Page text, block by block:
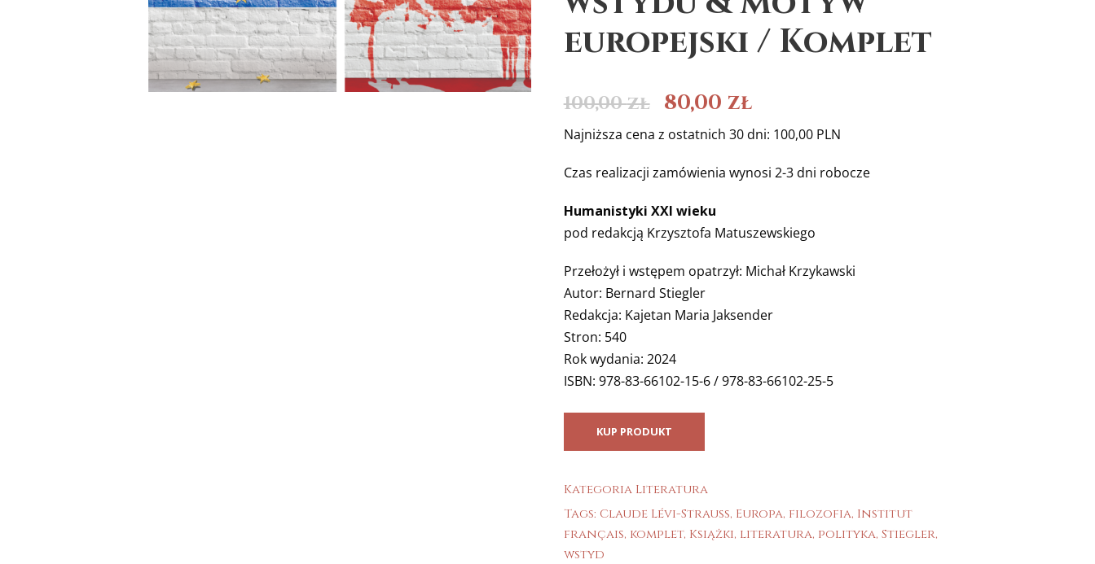
europejski / Komplet
100,00zł 80,00 zł
Najniższa cena z ostatnich 30 dni: 100,00 PLN
Czas realizacji zamówienia wynosi 2-3 dni robocze
Humanistyki XXI wieku
pod redakcją Krzysztofa Matuszewskiego
Przełożył i wstępem opatrzył: Michał Krzykawski
Autor: Bernard Stiegler
Redakcja: Kajetan Maria Jaksender
Stron: 540
Rok wydania: 2024
ISBN: 978-83-66102-15-6 / 978-83-66102-25-5
KUP PRODUKT
Kategoria Literatura
Tags: Claude Lévi-Strauss, Europa, filozofia, Institut
français, komplet, Książki, literatura, polityka, Stiegler,
wstyd